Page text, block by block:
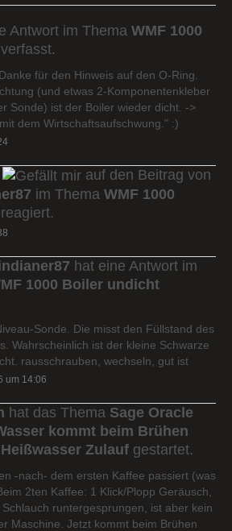
Antwort im Thema WMF 1000
verfasst.
für den Hinweis auf den O-Ring.
(und etwas 2-Komponentenkleber
Sonde) ist der Boiler wieder dicht. ->
dem Wirtschaftsaufschwung." :)
auf den Beitrag von
im Thema WMF 1000
reagiert.
hat eine Antwort im
1000 Boiler undicht
Sonde. Die misst den Füllstand des
Wahrscheinlich ist der kleine Schwarze
rausschrauben, wechseln, gut ist
um 14:06
hat das Thema Sage Oracle
kommt beim Brühen
Zulauf gestartet.
-nach- dem ersten Kaffee passiert (was
2ten Kaffee: 1 Klick/Plopp Geräusch,
runtergesprungen, ist aber kein
Maschine. Jetzt kommt beim Brühen